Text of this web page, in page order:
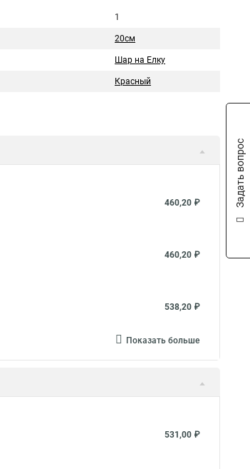
1
20см
Шар на Елку
Красный
460,20 ₽
460,20 ₽
538,20 ₽
Показать больше
531,00 ₽
Задать вопрос